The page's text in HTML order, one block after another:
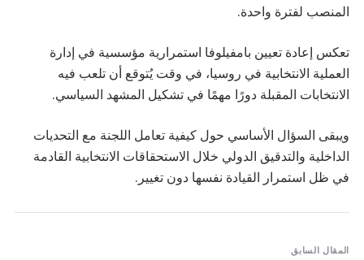
المنصب لفترة واحدة.
تعكس إعادة تعيين بامفيلوفا استمرارية مؤسسية في إدارة
العملية الانتخابية في روسيا، في وقت يُتوقع أن تلعب فيه
الانتخابات المقبلة دورًا مهمًا في تشكيل المشهد السياسي.
ويبقى السؤال الأساسي حول كيفية تعامل اللجنة مع التحديات
الداخلية والتدقيق الدولي خلال الاستحقاقات الانتخابية القادمة
في ظل استمرار القيادة نفسها دون تغيير.
المقال السابق